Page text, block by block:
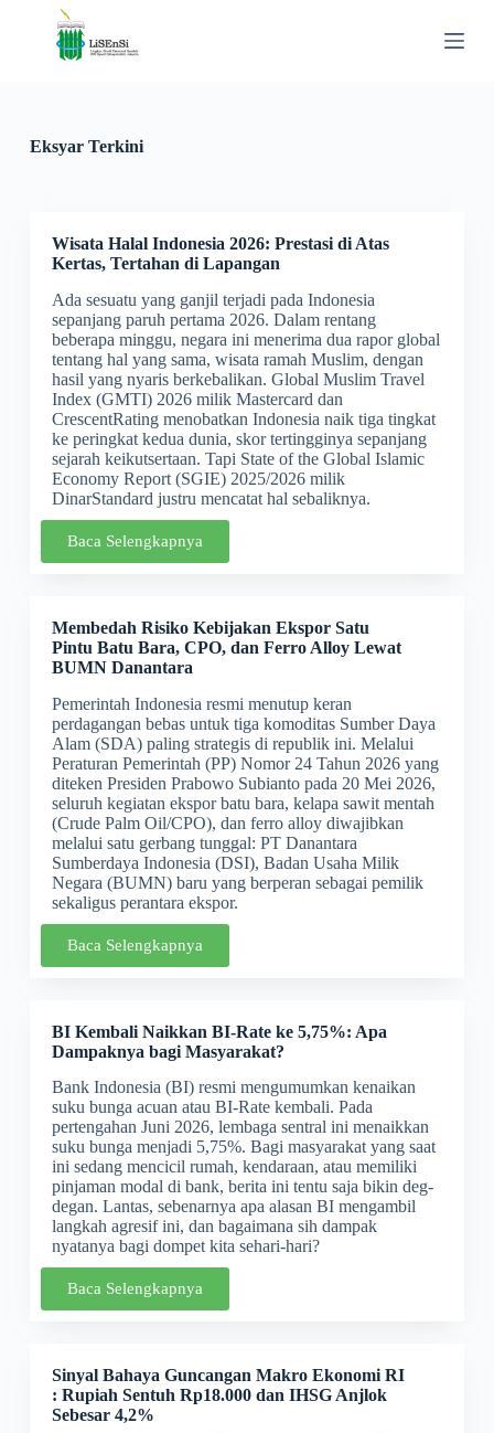
Eksyar Terkini
Wisata Halal Indonesia 2026: Prestasi di Atas
Kertas, Tertahan di Lapangan
Ada sesuatu yang ganjil terjadi pada Indonesia
sepanjang paruh pertama 2026. Dalam rentang
beberapa minggu, negara ini menerima dua rapor global
tentang hal yang sama, wisata ramah Muslim, dengan
hasil yang nyaris berkebalikan. Global Muslim Travel
Index (GMTI) 2026 milik Mastercard dan
CrescentRating menobatkan Indonesia naik tiga tingkat
ke peringkat kedua dunia, skor tertingginya sepanjang
sejarah keikutsertaan. Tapi State of the Global Islamic
Economy Report (SGIE) 2025/2026 milik
DinarStandard justru mencatat hal sebaliknya.
Baca Selengkapnya
Membedah Risiko Kebijakan Ekspor Satu
Pintu Batu Bara, CPO, dan Ferro Alloy Lewat
BUMN Danantara
Pemerintah Indonesia resmi menutup keran
perdagangan bebas untuk tiga komoditas Sumber Daya
Alam (SDA) paling strategis di republik ini. Melalui
Peraturan Pemerintah (PP) Nomor 24 Tahun 2026 yang
diteken Presiden Prabowo Subianto pada 20 Mei 2026,
seluruh kegiatan ekspor batu bara, kelapa sawit mentah
(Crude Palm Oil/CPO), dan ferro alloy diwajibkan
melalui satu gerbang tunggal: PT Danantara
Sumberdaya Indonesia (DSI), Badan Usaha Milik
Negara (BUMN) baru yang berperan sebagai pemilik
sekaligus perantara ekspor.
Baca Selengkapnya
BI Kembali Naikkan BI-Rate ke 5,75%: Apa
Dampaknya bagi Masyarakat?
Bank Indonesia (BI) resmi mengumumkan kenaikan
suku bunga acuan atau BI-Rate kembali. Pada
pertengahan Juni 2026, lembaga sentral ini menaikkan
suku bunga menjadi 5,75%. Bagi masyarakat yang saat
ini sedang mencicil rumah, kendaraan, atau memiliki
pinjaman modal di bank, berita ini tentu saja bikin deg-
degan. Lantas, sebenarnya apa alasan BI mengambil
langkah agresif ini, dan bagaimana sih dampak
nyatanya bagi dompet kita sehari-hari?
Baca Selengkapnya
Sinyal Bahaya Guncangan Makro Ekonomi RI
: Rupiah Sentuh Rp18.000 dan IHSG Anjlok
Sebesar 4,2%